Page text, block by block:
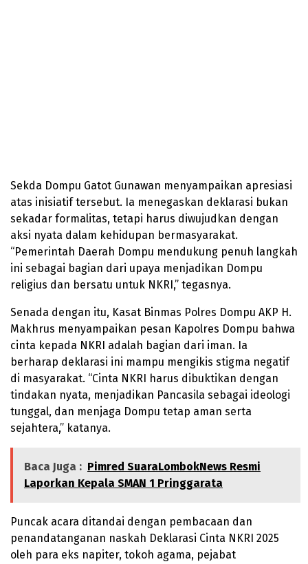
Sekda Dompu Gatot Gunawan menyampaikan apresiasi
atas inisiatif tersebut. Ia menegaskan deklarasi bukan
sekadar formalitas, tetapi harus diwujudkan dengan
aksi nyata dalam kehidupan bermasyarakat.
“Pemerintah Daerah Dompu mendukung penuh langkah
ini sebagai bagian dari upaya menjadikan Dompu
religius dan bersatu untuk NKRI,” tegasnya.
Senada dengan itu, Kasat Binmas Polres Dompu AKP H.
Makhrus menyampaikan pesan Kapolres Dompu bahwa
cinta kepada NKRI adalah bagian dari iman. Ia
berharap deklarasi ini mampu mengikis stigma negatif
di masyarakat. “Cinta NKRI harus dibuktikan dengan
tindakan nyata, menjadikan Pancasila sebagai ideologi
tunggal, dan menjaga Dompu tetap aman serta
sejahtera,” katanya.
Baca Juga : Pimred SuaraLombokNews Resmi
Laporkan Kepala SMAN 1 Pringgarata
Puncak acara ditandai dengan pembacaan dan
penandatanganan naskah Deklarasi Cinta NKRI 2025
oleh para eks napiter, tokoh agama, pejabat